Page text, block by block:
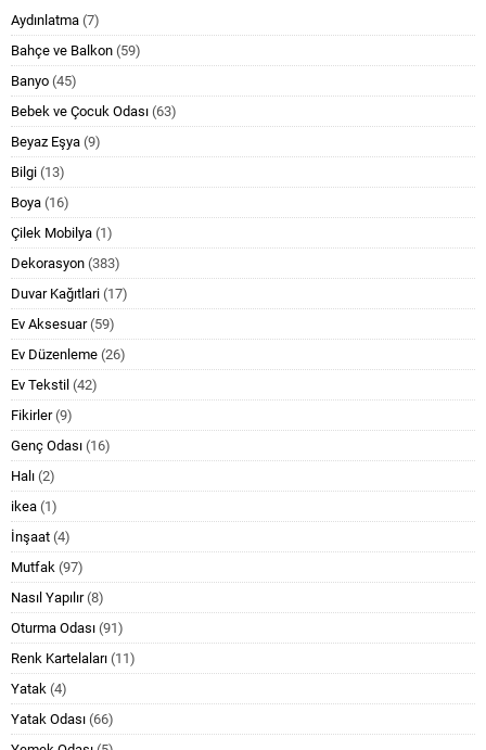
Aydınlatma (7)
Bahçe ve Balkon (59)
Banyo (45)
Bebek ve Çocuk Odası (63)
Beyaz Eşya (9)
Bilgi (13)
Boya (16)
Çilek Mobilya (1)
Dekorasyon (383)
Duvar Kağıtlari (17)
Ev Aksesuar(59)
Ev Düzenleme (26)
Ev Tekstil (42)
Fikirler(9)
Genç Odası (16)
Halı (2)
ikea (1)
İnşaat (4)
Mutfak (97)
Nasıl Yapılır(8)
Oturma Odası (91)
Renk Kartelaları (11)
Yatak (4)
Yatak Odası (66)